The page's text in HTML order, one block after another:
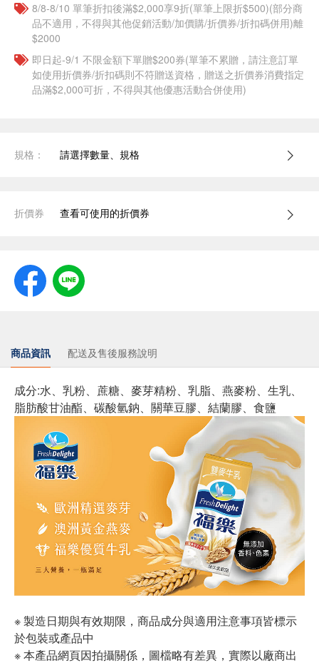
8/8-8/10 單筆折扣後滿$2,000享9折(單筆上限折$500)(部分商
品不適用，不得與其他促銷活動/加價購/折價券/折扣碼併用)離
$2000
即日起-9/1 不限金額下單贈$200券(單筆不累贈，請注意訂單
如使用折價券/折扣碼則不符贈送資格，贈送之折價券消費指定
品滿$2,000可折，不得與其他優惠活動合併使用)
規格： 請選擇數量、規格
折價券 查看可使用的折價券
商品資訊 配送及售後服務說明
成分:水、乳粉、蔗糖、麥芽精粉、乳脂、燕麥粉、生乳、
脂肪酸甘油酯、碳酸氫鈉、關華豆膠、結蘭膠、食鹽
※ 製造日期與有效期限，商品成分與適用注意事項皆標示
於包裝或產品中
※ 本產品網頁因拍攝關係，圖檔略有差異，實際以廠商出